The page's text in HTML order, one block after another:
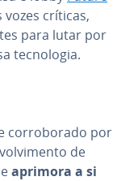
críticas,
para lutar por
tec­no­lo­gia.
cor­ro­bo­rado por
de
aprimora a si